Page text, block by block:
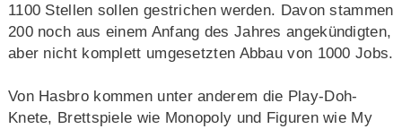
1100 Stellen sollen gestrichen werden. Davon stammen
200 noch aus einem Anfang des Jahres angekündigten,
aber nicht komplett umgesetzten Abbau von 1000 Jobs.
Von Hasbro kommen unter anderem die Play-Doh-
Knete, Brettspiele wie Monopoly und Figuren wie My